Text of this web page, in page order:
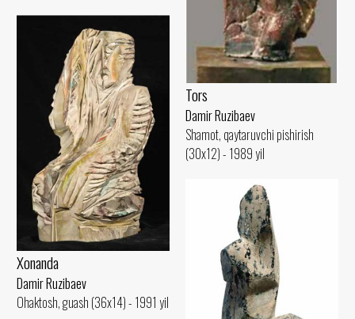
Tors
Damir Ruzibaev
Shamot, qaytaruvchi pishirish
(30x12) - 1989 yil
Xonanda
Damir Ruzibaev
Ohaktosh, guash (36x14) - 1991 yil